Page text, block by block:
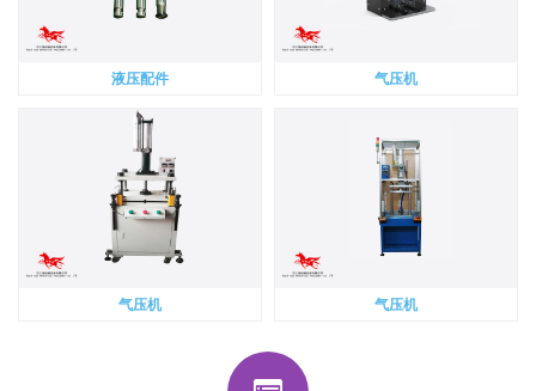
液压配件 气压机
气压机 气压机